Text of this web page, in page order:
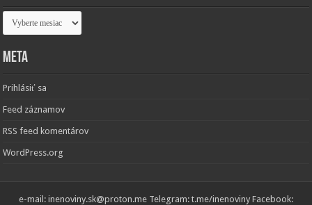
Archív
Meta
Prihlásiť sa
Feed záznamov
RSS feed komentárov
WordPress.org
e-mail: inenoviny.sk@proton.me Telegram: t.me/inenoviny Facebook: